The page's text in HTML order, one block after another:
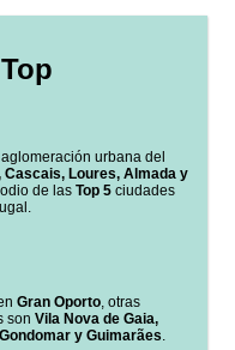
urbana del
Cascais, Loures, Almada y
de las Top 5 ciudades
Gran Oporto, otras
son Vila Nova de Gaia,
y Guimarães.